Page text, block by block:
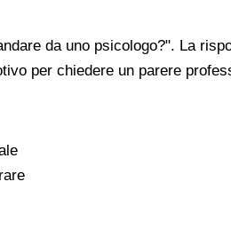
da uno psicologo?". La
per chiedere un parere